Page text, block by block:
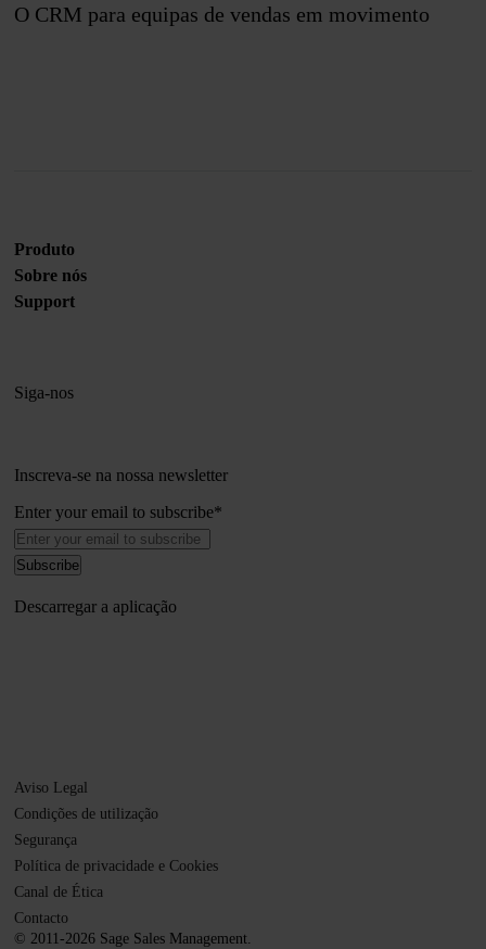
O CRM para equipas de vendas em movimento
Produto
Sobre nós
Support
Siga-nos
Inscreva-se na nossa newsletter
Enter your email to subscribe*
Descarregar a aplicação
© 2011-2026 Sage Sales Management.
Aviso Legal
Condições de utilização
Segurança
Política de privacidade e Cookies
Canal de Ética
Contacto